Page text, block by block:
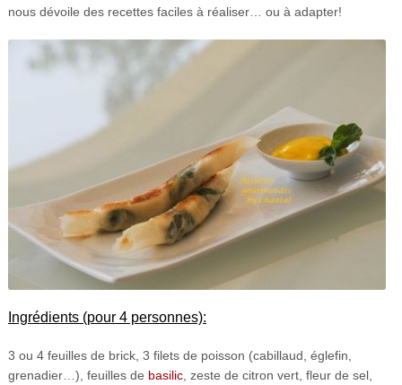
nous dévoile des recettes faciles à réaliser… ou à adapter!
Ingrédients (pour 4 personnes):
3 ou 4 feuilles de brick, 3 filets de poisson (cabillaud, églefin,
grenadier…), feuilles de basilic, zeste de citron vert, fleur de sel,